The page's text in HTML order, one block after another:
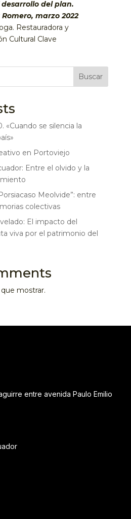
del plan.
marzo 2022
Restauradora y
Cultural Clave
Buscar
«Cuando se silencia la
en Portoviejo
Entre el olvido y la
Meolvide”: entre
colectivas
El impacto del
viva por el patrimonio del
mostrar.
entre avenida Paulo Emilio